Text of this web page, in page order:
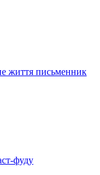
життя письменник
фуду